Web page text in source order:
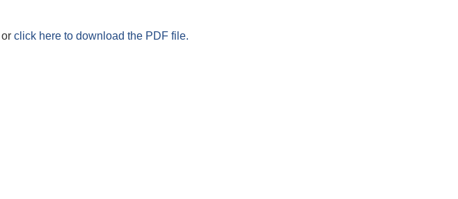
or click here to download the PDF file.